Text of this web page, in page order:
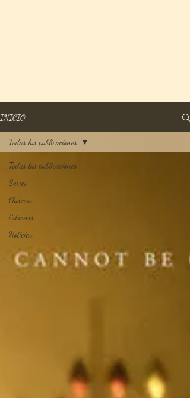
INICIO
Todas las publicaciones
Series
Clásicos
Estrenos
Noticias
Todas las publicaciones